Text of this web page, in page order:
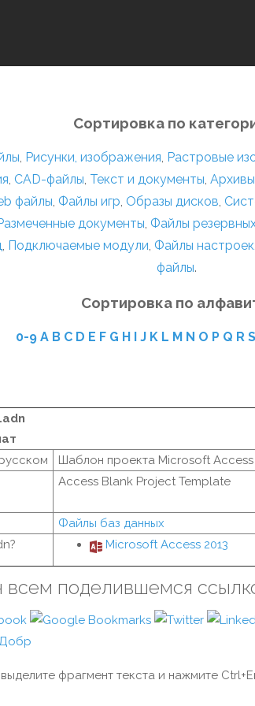
Сортировка по
, Рисунки, изображения, Растровые
, CAD-файлы, Текст и документы,
файлы, Файлы игр, Образы дисков,
документы, Файлы
, Подключаемые модули, Файлы настроек
файлы.
Сортировка по
0-9 A B C D E F G H I J K L M N O P Q R S
Шаблон проекта Microsoft Access
Access Blank Project Template
Файлы баз данных
Microsoft Access 2013
всем поделившемся
фрагмент текста и нажмите